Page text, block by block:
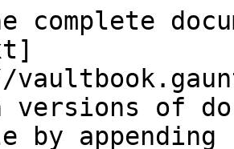
complete
versions of
by